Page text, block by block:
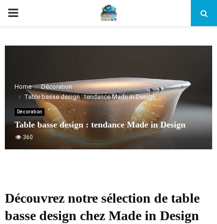
PRIMARY
Home
Décoration
Table basse design : tendance Made in Design
Décoration
Table basse design : tendance Made in Design
360
Découvrez notre sélection de table
basse design chez Made in Design